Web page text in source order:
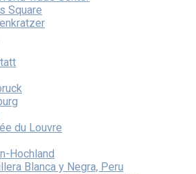
Square
du Louvre
Hochland
Blanca y Negra, Peru